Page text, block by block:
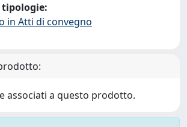
tipologie:
in Atti di convegno
associati a questo prodotto.